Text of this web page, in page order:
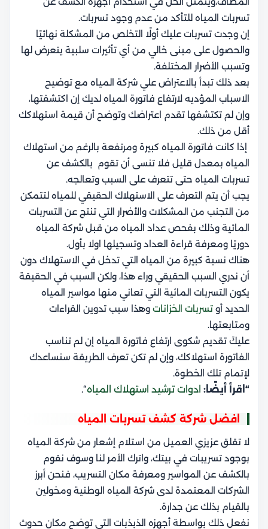
تسربات المياه للتأكد من عدم وجود تسربات.
إن وجدت تسربات عليك أولًا التخلص من المشكلة نهائيًا
والحصول على مبنى خالي من أي تأثيرات سلبية يتعرض لها
وتسبب الأضرار المختلفة.
بعد ذلك تبدأ بالاعتراض علي شركة المياه مع توضيح
الاسباب المؤديه لارتفاع فاتورة المياه لديك إن اكتشفتها،
وإن لم تكتشفها تقدم اعتراضك وتوضح أن قيمة استهلاكك
أقل من ذلك.
إذا كانت فاتورة المياه كبيرة ومرتفعة بالرغم من استهلاك
المياه بمعدل قليل فلا تنسى أن تقوم بالكشف عن
تسربات المياه حتى تتعرف على السبب وتعالجه.
يجب أن يتم التعرف على الاستهلاك الحقيقي للمياه لتتمكن
من التجنب من المشكلات والأضرار التي تنتج عن التسربات
المائية وذلك بفحص عداد المياه من قبل شركة المياه
دوريًا ومعرفة قراءة العداد وتسجيلها اولا بأول.
هناك نسبة كبيرة من المياه التي تدخل في الاستهلاك دون
أن ندري السبب الحقيقي وراء هذا، ولكن السبب في الحقيقة
يكون التسربات المائية التي تعاني منها مواسير المياه
الحديد أو تسربات الخزانات وهذا سبب تدوين القراءات
ومتابعتها.
عليكَ تقديم شكوى ارتفاع فاتورة المياه إن لم تناسب
الفاتورة استهلاكك، وإن لم تكن تعرف الطريقة سنساعدك
لإتمام تلك الخطوة.
“اقرأ أيضًا: ادوات ترشيد استهلاك المياه“.
افضل شركة كشف تسربات المياه
لا تقلق عزيزي العميل من استلام إشعار من شركة المياه
بوجود تسريبات في بيتك، واترك الأمر لنا وسوف نقوم
بالكشف عن المواسير ومعرفة مكان التسريب، فنحن أبرز
الشركات المعتمدة لدى شركة المياه الوطنية ومخولين
بالقيام بذلك عن جدارة.
نفعل ذلك بواسطة أجهزه الذبذبات التى توضح مكان حدوث